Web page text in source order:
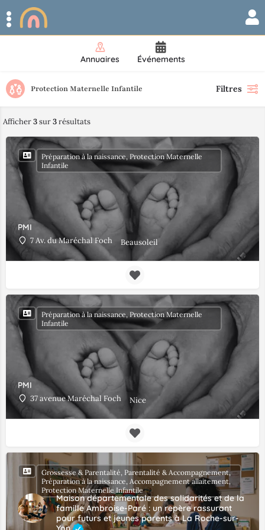
Annuaires Événements
Protection Maternelle Infantile Filtres
Afficher3sur3résultats
PMI
7 Av. du Maréchal Foch Beausoleil
Préparation à la naissance, Protection Maternelle
Infantile
PMI
37 avenue Maréchal Foch Nice
Préparation à la naissance, Protection Maternelle
Infantile
Maison départementale des solidarités et de la
famille Ambroise-Paré : un repère rassurant
pour futurs et jeunes parents à La Roche-sur-
Grossesse & Parentalité, Parentalité & Accompagnement,
Préparation à la naissance, Accompagnement allaitement,
Protection Maternelle Infantile